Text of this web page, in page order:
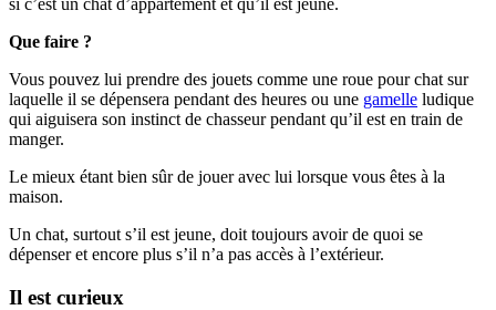
Que faire ?
Vous pouvez lui prendre des jouets comme une roue pour chat sur
laquelle il se dépensera pendant des heures ou une gamelle ludique
qui aiguisera son instinct de chasseur pendant qu’il est en train de
manger.
Le mieux étant bien sûr de jouer avec lui lorsque vous êtes à la
maison.
Un chat, surtout s’il est jeune, doit toujours avoir de quoi se
dépenser et encore plus s’il n’a pas accès à l’extérieur.
Il est curieux